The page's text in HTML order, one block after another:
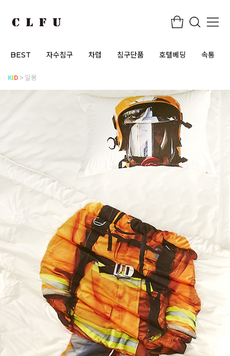
BEST 자수침구 차렵 침구단품 호텔베딩 속통
KID 알몽